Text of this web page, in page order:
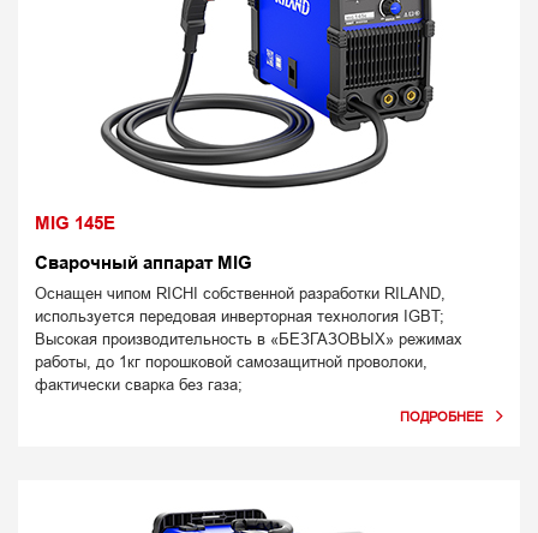
MIG 145E
Сварочный аппарат MIG
Оснащен чипом RICHI собственной разработки RILAND,
используется передовая инверторная технология IGBT;
Высокая производительность в «БЕЗГАЗОВЫХ» режимах
работы, до 1кг порошковой самозащитной проволоки,
фактически сварка без газа;